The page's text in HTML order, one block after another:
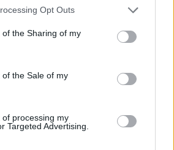
Opt Outs
the Sharing of my
the Sale of my
processing my
Targeted Advertising.
στην είσοδο του
ναρκωτικά και όπλα
στην Τρίπολη!